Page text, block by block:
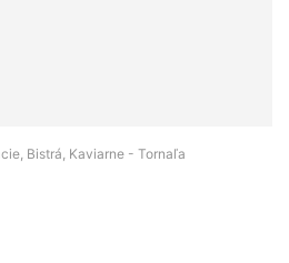
Bistrá, Kaviarne - Tornaľa